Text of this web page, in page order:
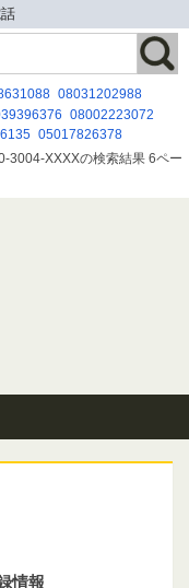
話
08031202988
08002223072
05017826378
0120-456-366
3004-XXXXの検索結果 6ペー
情報